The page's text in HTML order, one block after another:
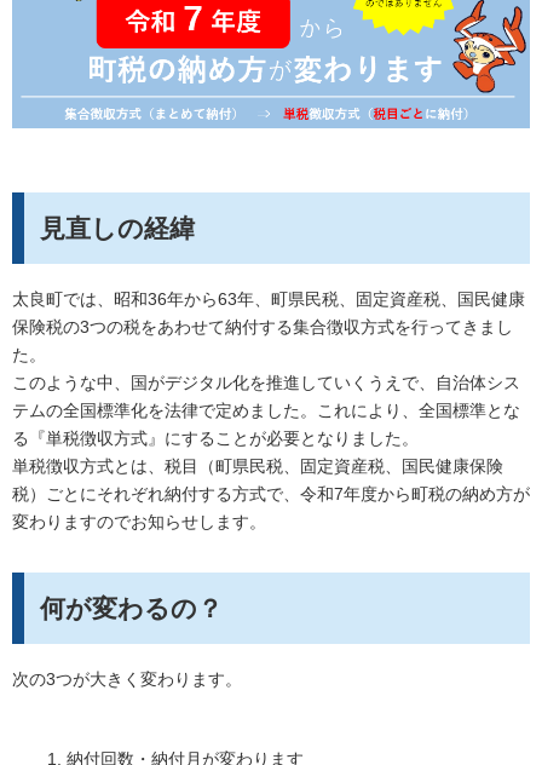
見直しの経緯
太良町では、昭和36年から63年、町県民税、固定資産税、国民健康
保険税の3つの税をあわせて納付する集合徴収方式を行ってきまし
た。
このような中、国がデジタル化を推進していくうえで、自治体シス
テムの全国標準化を法律で定めました。これにより、全国標準とな
る『単税徴収方式』にすることが必要となりました。
単税徴収方式とは、税目（町県民税、固定資産税、国民健康保険
税）ごとにそれぞれ納付する方式で、令和7年度から町税の納め方が
変わりますのでお知らせします。
何が変わるの？
次の3つが大きく変わります。
納付回数・納付月が変わります